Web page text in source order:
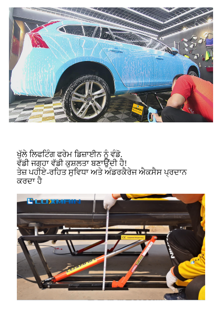
ਖੁੱਲੇ ਲਿਫਟਿੰਗ ਫਰੇਮ ਡਿਜ਼ਾਈਨ ਨੂੰ ਵੰਡੋ.
ਵੱਡੀ ਜਗ੍ਹਾ ਵੱਡੀ ਕੁਸ਼ਲਤਾ ਬਣਾਉਂਦੀ ਹੈ!
ਤੇਜ਼ ਪਹੀਏ-ਰਹਿਤ ਸੁਵਿਧਾ ਅਤੇ ਅੰਡਰਕੈਰੇਜ ਐਕਸੈਸ ਪ੍ਰਦਾਨ
ਕਰਦਾ ਹੈ